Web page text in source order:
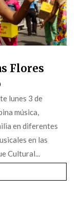
Flores
lunes 3 de
música,
en diferentes
en las
Cultural...